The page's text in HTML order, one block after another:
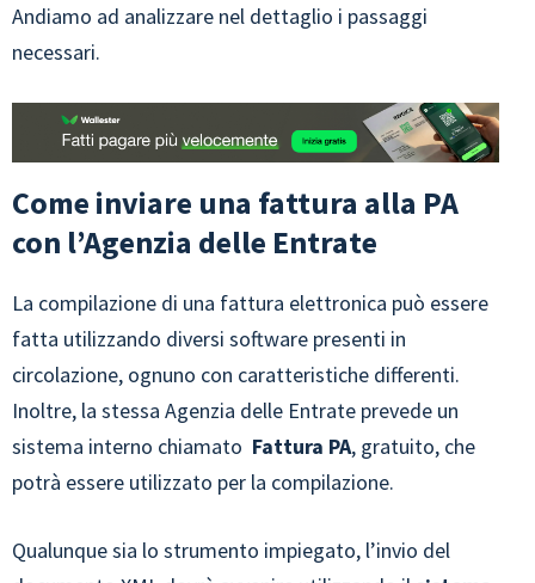
Andiamo ad analizzare nel dettaglio i passaggi
necessari.
Come inviare una fattura alla PA
con l’Agenzia delle Entrate
La compilazione di una fattura elettronica può essere
fatta utilizzando diversi software presenti in
circolazione, ognuno con caratteristiche differenti.
Inoltre, la stessa Agenzia delle Entrate prevede un
sistema interno chiamato Fattura PA, gratuito, che
potrà essere utilizzato per la compilazione.
Qualunque sia lo strumento impiegato, l’invio del